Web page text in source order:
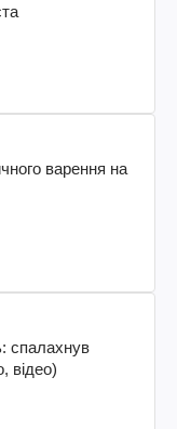
варення на
спалахнув
відео)